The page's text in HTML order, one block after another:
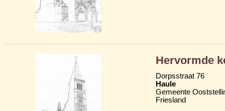
Hervormde
Dorpsstraat 76
Haule
Gemeente
Friesland